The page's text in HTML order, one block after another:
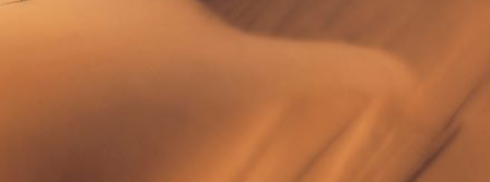
Ouganda
Volcans